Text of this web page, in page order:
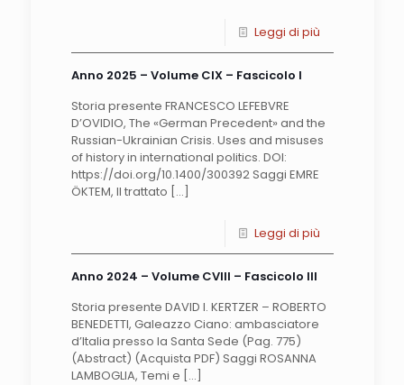
Leggi di più
Anno 2025 – Volume CIX – Fascicolo I
Storia presente FRANCESCO LEFEBVRE
D’OVIDIO, The «German Precedent» and the
Russian-Ukrainian Crisis. Uses and misuses
of history in international politics. DOI:
https://doi.org/10.1400/300392 Saggi EMRE
ÖKTEM, Il trattato […]
Leggi di più
Anno 2024 – Volume CVIII – Fascicolo III
Storia presente DAVID I. KERTZER – ROBERTO
BENEDETTI, Galeazzo Ciano: ambasciatore
d’Italia presso la Santa Sede (Pag. 775)
(Abstract) (Acquista PDF) Saggi ROSANNA
LAMBOGLIA, Temi e […]